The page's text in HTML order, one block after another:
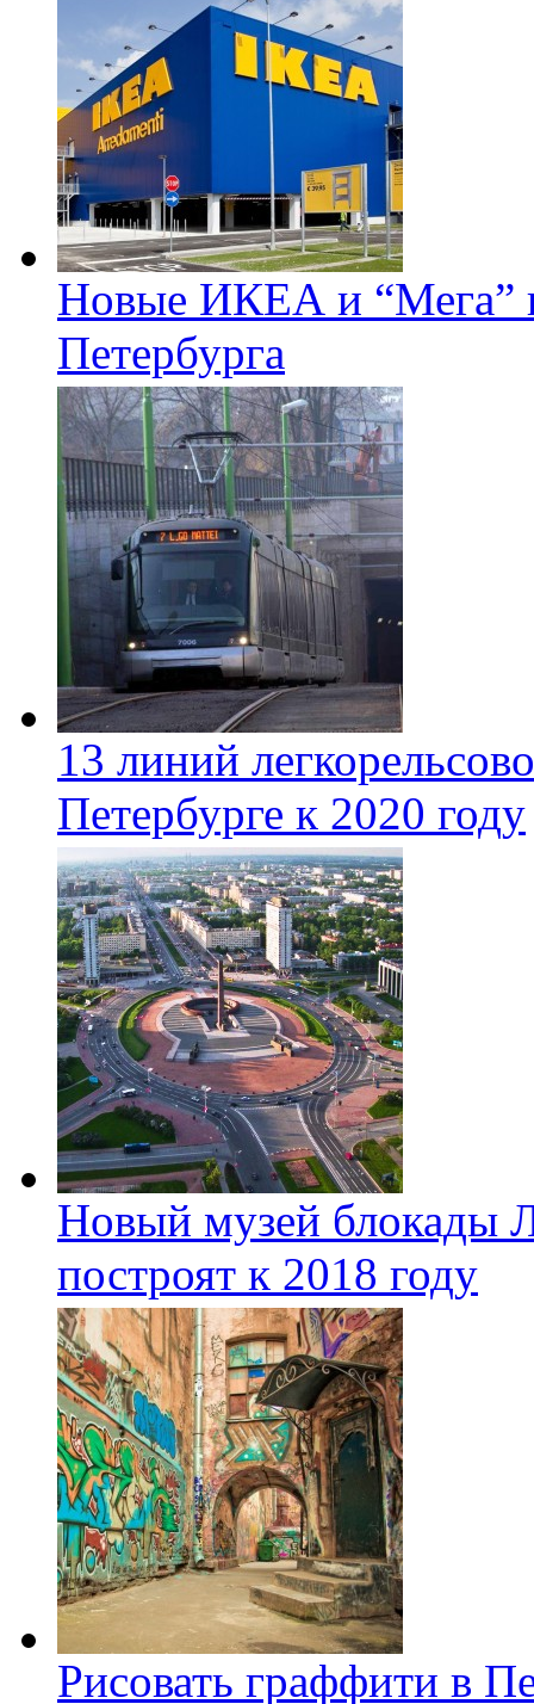
Новые ИКЕА и “Мега”
Петербурга
13 линий
Петербурге к 2020 году
Новый музей блокады
построят к 2018 году
Рисовать граффити в